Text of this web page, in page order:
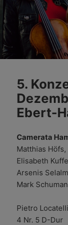
5.
Ebert-
Camerata
Matthias
Elisabeth
Arsenis
Mark
Pietro
4 Nr. 5 D-Dur